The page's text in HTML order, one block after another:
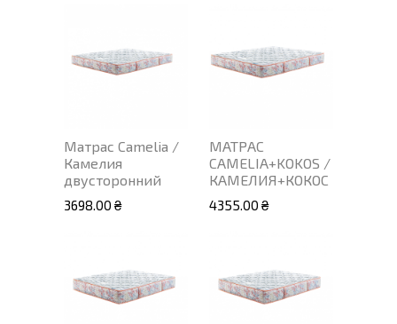
Матрас Camelia /
Камелия
двусторонний
3698.00 ₴
МАТРАС
CAMELIA+KOKOS /
КАМЕЛИЯ+КОКОС
4355.00 ₴